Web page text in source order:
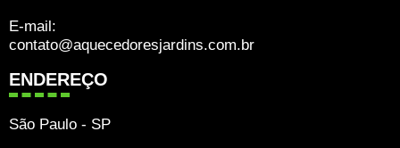
E-mail:
contato@aquecedoresjardins.com.br
ENDEREÇO
São Paulo - SP